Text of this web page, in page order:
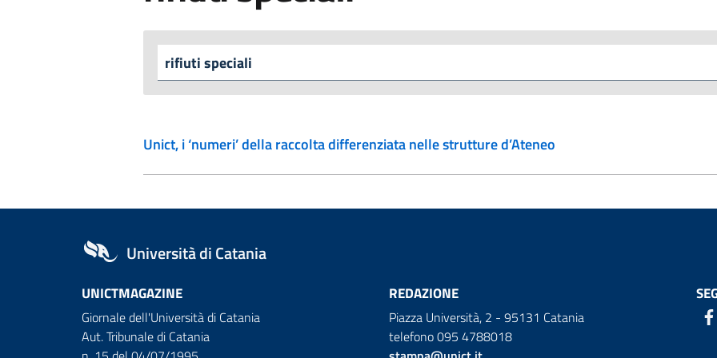
Unict, i ‘numeri’ della raccolta differenziata nelle strutture d’Ateneo
Università di Catania
UNICTMAGAZINE
Giornale dell'Università di Catania
Aut. Tribunale di Catania
REDAZIONE
Piazza Università, 2 - 95131 Catania
telefono 095 4788018